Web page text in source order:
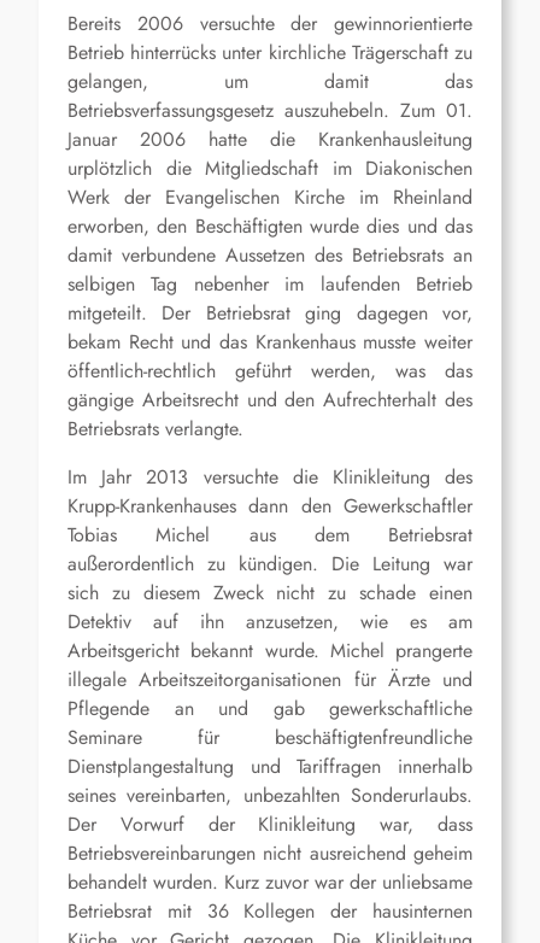
Bereits 2006 versuchte der gewinnorientierte
Betrieb hinterrücks unter kirchliche Trägerschaft zu
gelangen, um damit das
Betriebsverfassungsgesetz auszuhebeln. Zum 01.
Januar 2006 hatte die Krankenhausleitung
urplötzlich die Mitgliedschaft im Diakonischen
Werk der Evangelischen Kirche im Rheinland
erworben, den Beschäftigten wurde dies und das
damit verbundene Aussetzen des Betriebsrats an
selbigen Tag nebenher im laufenden Betrieb
mitgeteilt. Der Betriebsrat ging dagegen vor,
bekam Recht und das Krankenhaus musste weiter
öffentlich-rechtlich geführt werden, was das
gängige Arbeitsrecht und den Aufrechterhalt des
Betriebsrats verlangte.
Im Jahr 2013 versuchte die Klinikleitung des
Krupp-Krankenhauses dann den Gewerkschaftler
Tobias Michel aus dem Betriebsrat
außerordentlich zu kündigen. Die Leitung war
sich zu diesem Zweck nicht zu schade einen
Detektiv auf ihn anzusetzen, wie es am
Arbeitsgericht bekannt wurde. Michel prangerte
illegale Arbeitszeitorganisationen für Ärzte und
Pflegende an und gab gewerkschaftliche
Seminare für beschäftigtenfreundliche
Dienstplangestaltung und Tariffragen innerhalb
seines vereinbarten, unbezahlten Sonderurlaubs.
Der Vorwurf der Klinikleitung war, dass
Betriebsvereinbarungen nicht ausreichend geheim
behandelt wurden. Kurz zuvor war der unliebsame
Betriebsrat mit 36 Kollegen der hausinternen